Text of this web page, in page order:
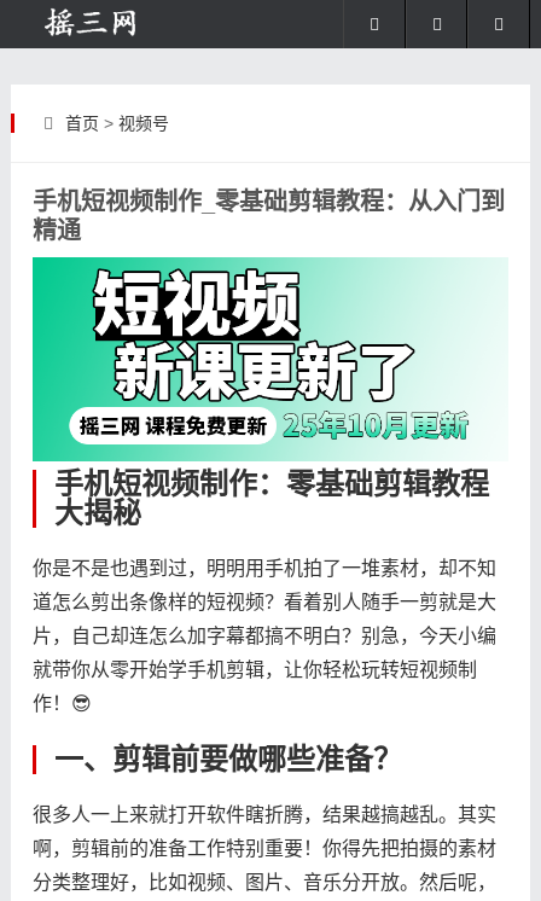
首页 > 视频号
手机短视频制作_零基础剪辑教程：从入门到
精通
手机短视频制作：零基础剪辑教程
大揭秘
你是不是也遇到过，明明用手机拍了一堆素材，却不知
道怎么剪出条像样的短视频？看着别人随手一剪就是大
片，自己却连怎么加字幕都搞不明白？别急，今天小编
就带你从零开始学手机剪辑，让你轻松玩转短视频制
作！😎
一、剪辑前要做哪些准备？
很多人一上来就打开软件瞎折腾，结果越搞越乱。其实
啊，剪辑前的准备工作特别重要！你得先把拍摄的素材
分类整理好，比如视频、图片、音乐分开放。然后呢，